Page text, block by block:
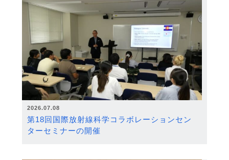
2026.07.08
第18回国際放射線科学コラボレーションセン
ターセミナーの開催